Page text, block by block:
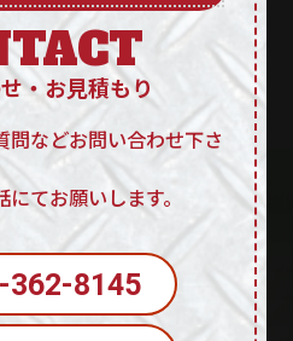
・お見積もり
問などお問い合わせ下さ
てお願いします。
362-8145